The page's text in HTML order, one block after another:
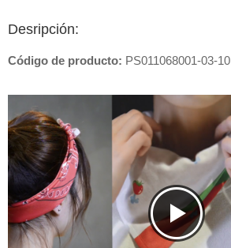
Desripción:
Código de producto: PS011068001-03-10